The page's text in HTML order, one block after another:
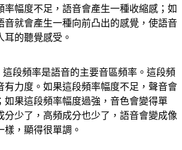
率幅度不足，語音會產生一種收縮感；如
音就會產生一種向前凸出的感覺，使語音
耳的聽覺感受。
這段頻率是語音的主要音區頻率。這段頻
有力度。如果這段頻率幅度不足，聲音會
如果這段頻率幅度過強，音色會變得單
分少了，高頻成分也少了，語音會變成像
樣，顯得很單調。